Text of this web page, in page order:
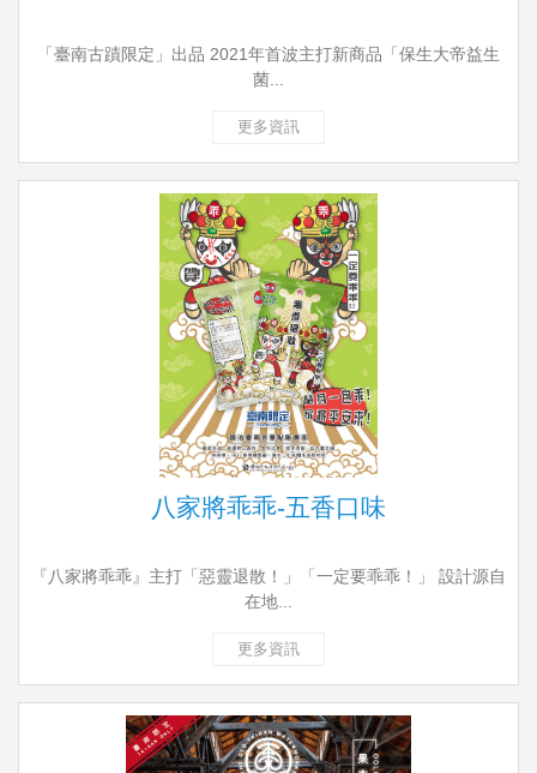
「臺南古蹟限定」出品 2021年首波主打新商品「保生大帝益生
菌...
更多資訊
八家將乖乖-五香口味
『八家將乖乖』主打「惡靈退散！」「一定要乖乖！」 設計源自
在地...
更多資訊